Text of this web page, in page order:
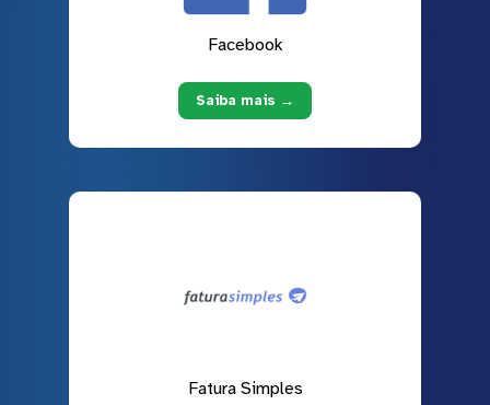
Facebook
Saiba mais →
Fatura Simples